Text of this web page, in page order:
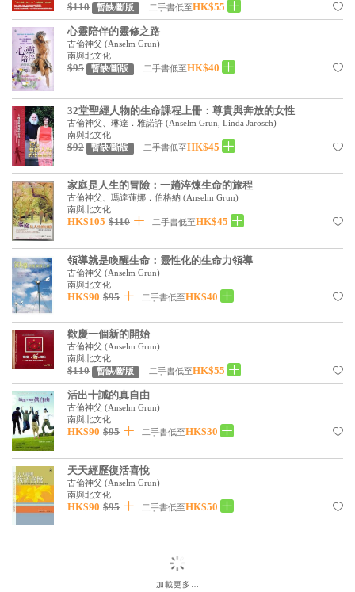
其他
禮品專區
得獎作品推介
暢銷榜
中文二手書
英文二手書
精選英文書
電子書
基道 Top 50
$110 暫缺/斷版 二手書低至HK$55
心靈陪伴的靈修之路
古倫神父 (Anselm Grun)
南與北文化
$95 暫缺/斷版 二手書低至HK$40
32堂聖經人物的生命課程上冊：尊貴與奔放的女性
古倫神父、琳達．雅諾許 (Anselm Grun, Linda Jarosch)
南與北文化
$92 暫缺/斷版 二手書低至HK$45
家庭是人生的冒險：一趟淬煉生命的旅程
古倫神父、瑪達蓮娜．伯格納 (Anselm Grun)
南與北文化
HK$105 $110 二手書低至HK$45
領導就是喚醒生命：靈性化的生命力領導
古倫神父 (Anselm Grun)
南與北文化
HK$90 $95 二手書低至HK$40
歡慶一個新的開始
古倫神父 (Anselm Grun)
南與北文化
$110 暫缺/斷版 二手書低至HK$55
活出十誡的真自由
古倫神父 (Anselm Grun)
南與北文化
HK$90 $95 二手書低至HK$30
天天經歷復活喜悅
古倫神父 (Anselm Grun)
南與北文化
HK$90 $95 二手書低至HK$50
加載更多…